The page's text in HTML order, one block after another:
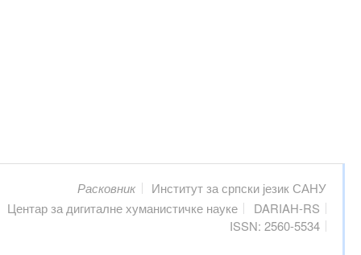
Расковник
Институт за српски језик САНУ
Центар за дигиталне хуманистичке науке
DARIAH-RS
ISSN: 2560-5534